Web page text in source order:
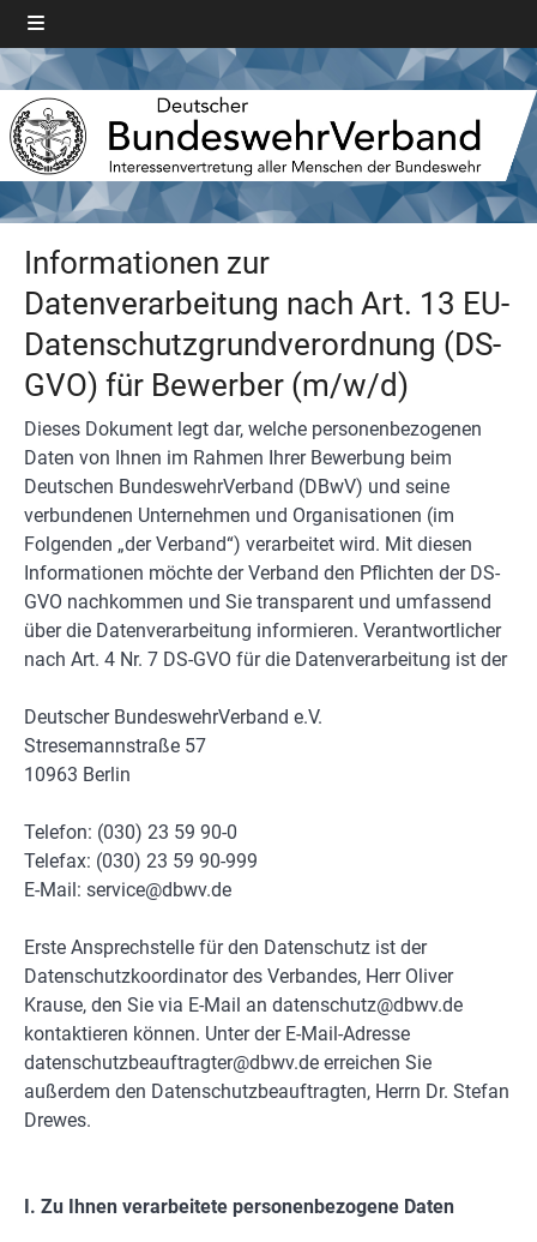
Informationen zur
Datenverarbeitung nach Art. 13 EU-
Datenschutzgrundverordnung (DS-
GVO) für Bewerber (m/w/d)
Dieses Dokument legt dar, welche personenbezogenen
Daten von Ihnen im Rahmen Ihrer Bewerbung beim
Deutschen BundeswehrVerband (DBwV) und seine
verbundenen Unternehmen und Organisationen (im
Folgenden „der Verband“) verarbeitet wird. Mit diesen
Informationen möchte der Verband den Pflichten der DS-
GVO nachkommen und Sie transparent und umfassend
über die Datenverarbeitung informieren. Verantwortlicher
nach Art. 4 Nr. 7 DS-GVO für die Datenverarbeitung ist der
Deutscher BundeswehrVerband e.V.
Stresemannstraße 57
10963 Berlin
Telefon: (030) 23 59 90-0
Telefax: (030) 23 59 90-999
E-Mail: service@dbwv.de
Erste Ansprechstelle für den Datenschutz ist der
Datenschutzkoordinator des Verbandes, Herr Oliver
Krause, den Sie via E-Mail an datenschutz@dbwv.de
kontaktieren können. Unter der E-Mail-Adresse
datenschutzbeauftragter@dbwv.de erreichen Sie
außerdem den Datenschutzbeauftragten, Herrn Dr. Stefan
Drewes.
I. Zu Ihnen verarbeitete personenbezogene Daten